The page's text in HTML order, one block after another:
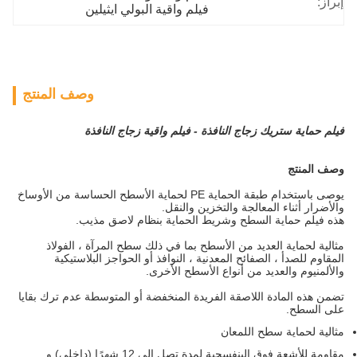
فيلم واقية البولي ايثيلين
وصف المنتج
فيلم حماية ستريك زجاج النافذة - فيلم واقية زجاج النافذة
وصف المنتج
يوصى باستخدام طبقة الحماية PE لحماية الأسطح الحساسة من الأوساخ
والأضرار أثناء المعالجة والتخزين والنقل.
هذهفيلم حماية السطح وشريط الحمايةبنظام لاصق مذيب.
مثالية لحماية العديد من الأسطح بما في ذلك سطح المرآة ، الفولاذ
المقاوم للصدأ ، الصفائح المعدنية ، النوافذ أو الحواجز البلاستيكية
والألمنيوم والعديد من أنواع الأسطح الأخرى.
تضمن هذه المادة اللاصقة الفريدة المنخفضة أو المتوسطة عدم ترك بقايا
على السطح.
مثالية لحماية سطح اللمعان
مقاومة للأشعة فوق البنفسجية لمدة تصل إلى 12 شهرًا (داخلي) و